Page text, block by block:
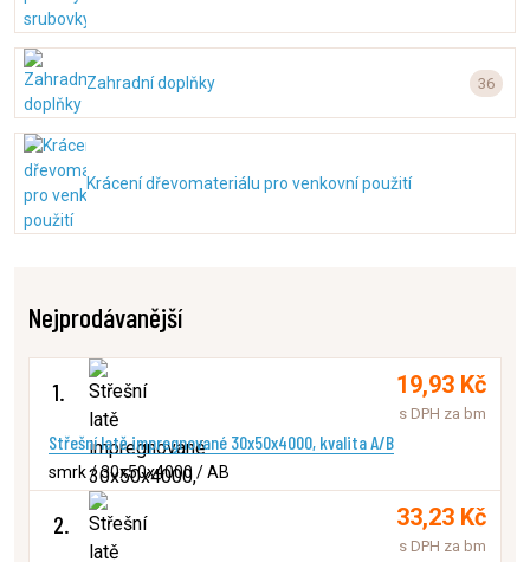
Zahradní doplňky 36
Krácení dřevomateriálu pro venkovní použití
Nejprodávanější
1.
Střešní latě impregnované 30x50x4000, kvalita A/B
smrk / 30x50x4000 / AB
19,93 Kč
s DPH za bm
2. 33,23 Kč
s DPH za bm